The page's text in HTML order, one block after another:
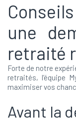
une
retraité
Forte de notre
retraités, l’équipe
maximiser vos
Avant la